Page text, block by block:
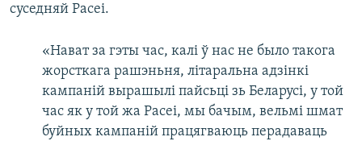
суседняй Расеі.
«Нават за гэты час, калі ў нас не было такога
жорсткага рашэньня, літаральна адзінкі
кампаній вырашылі пайсьці зь Беларусі, у той
час як у той жа Расеі, мы бачым, вельмі шмат
буйных кампаній працягваюць перадаваць